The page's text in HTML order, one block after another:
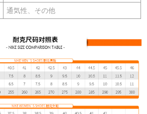
通気性、その他